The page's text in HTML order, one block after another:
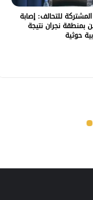
للتحالف: إصابة
بمنطقة نجران نتيجة
حوثية